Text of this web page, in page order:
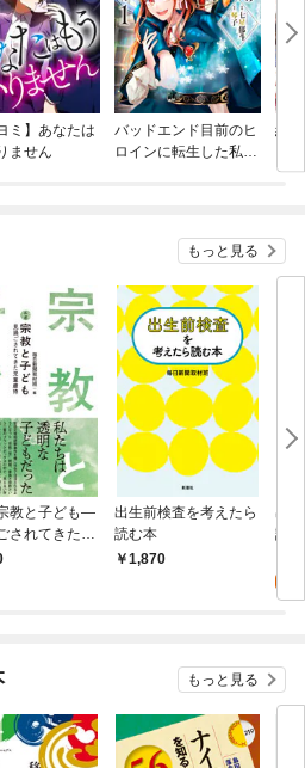
ミ】あなたは
ません
バッドエンド目前のヒ
ロインに転生した私、
結
もっと見る
教と子ども―
されてきた児
出生前検査を考えたら
読む本
1,870
出
読
もっと見る